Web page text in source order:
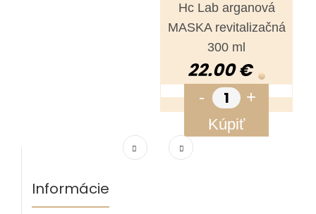
Hc Lab arganová
MASKA revitalizačná
300 ml
22.00 €
- +
Kúpiť
Informácie